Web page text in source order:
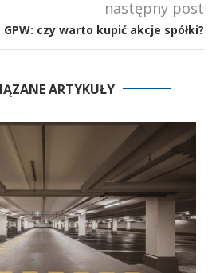
następny post
czy warto kupić akcje spółki?
ARTYKUŁY